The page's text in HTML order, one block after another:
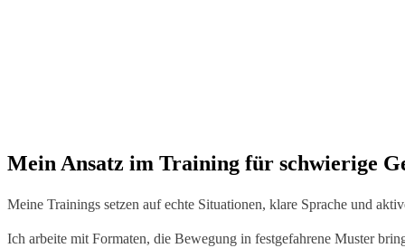
Mein Ansatz im Training für schwierige
Meine Trainings setzen auf echte Situationen, klare Sprache und
Ich arbeite mit Formaten, die Bewegung in festgefahrene Muster